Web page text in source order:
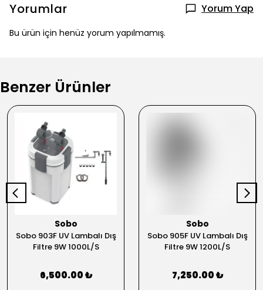
Yorumlar Yorum Yap
Bu ürün için henüz yorum yapılmamış.
Benzer Ürünler
Sobo
Sobo 903F UV Lambalı Dış
Filtre 9W 1000L/S
6,500.00 ₺
Sobo
Sobo 905F UV Lambalı Dış
Filtre 9W 1200L/S
7,250.00 ₺